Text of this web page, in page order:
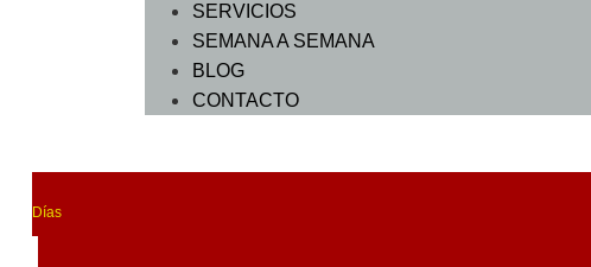
SERVICIOS
SEMANA A SEMANA
BLOG
CONTACTO
Días